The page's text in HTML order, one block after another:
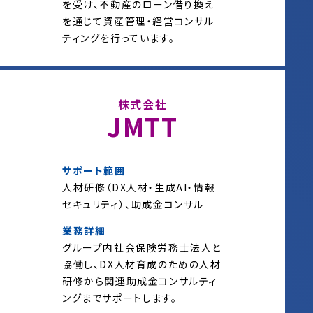
を受け、不動産のローン借り換え
を通じて資産管理・経営コンサル
ティングを行っています。
株式会社
JMTT
サポート範囲
人材研修（DX人材・生成AI・情報
セキュリティ）、助成金コンサル
業務詳細
グループ内社会保険労務士法人と
協働し、DX人材育成のための人材
研修から関連助成金コンサルティ
ングまでサポートします。